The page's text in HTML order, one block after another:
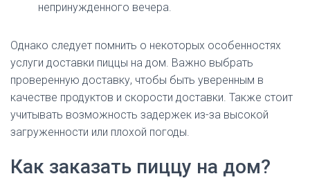
непринужденного вечера.
Однако следует помнить о некоторых особенностях
услуги доставки пиццы на дом. Важно выбрать
проверенную доставку, чтобы быть уверенным в
качестве продуктов и скорости доставки. Также стоит
учитывать возможность задержек из-за высокой
загруженности или плохой погоды.
Как заказать пиццу на дом?